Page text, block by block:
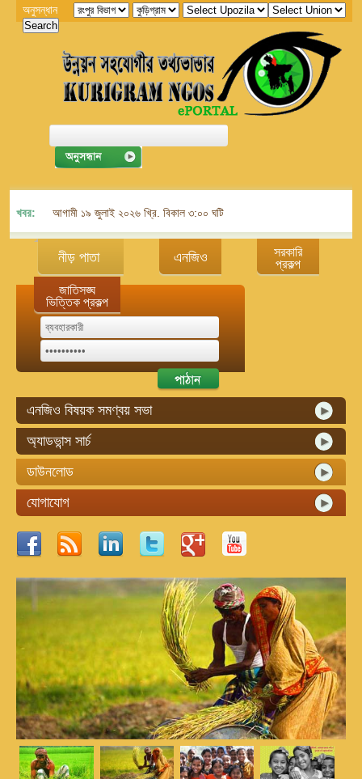
অনুসন্ধান
খবর: আগামী ১৯ জুলাই ২০২৬ খ্রি. বিকাল ৩:০০ ঘটিকায় জেলা এনজিও বিষয়ক সমন্বয়
নীড় পাতা এনজিও
সরকারি
প্রকল্প
জাতিসঙ্ঘ
ভিত্তিক প্রকল্প
এনজিও বিষয়ক সমণ্বয় সভা
অ্যাডভান্স সার্চ
ডাউনলোড
যোগাযোগ